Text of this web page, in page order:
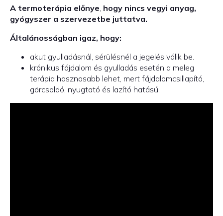
A termoterápia előnye, hogy nincs vegyi anyag,
gyógyszer a szervezetbe juttatva.
Általánosságban igaz, hogy:
akut gyulladásnál, sérülésnél a jegelés válik be.
krónikus fájdalom és gyulladás esetén a meleg
terápia hasznosabb lehet, mert fájdalomcsillapító,
görcsoldó, nyugtató és lazító hatású.